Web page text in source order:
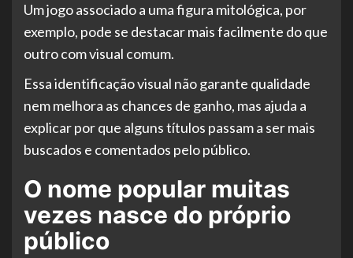
Um jogo associado a uma figura mitológica, por
exemplo, pode se destacar mais facilmente do que
outro com visual comum.
Essa identificação visual não garante qualidade
nem melhora as chances de ganho, mas ajuda a
explicar por que alguns títulos passam a ser mais
buscados e comentados pelo público.
O nome popular muitas
vezes nasce do próprio
público